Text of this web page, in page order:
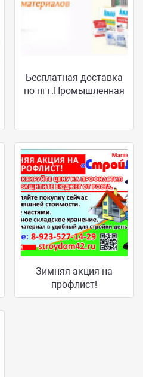
Бесплатная доставка
по пгт.Промышленная
Зимняя акция на
профлист!